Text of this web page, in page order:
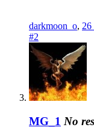
darkmoon_o, 26
#2
MG_1 No